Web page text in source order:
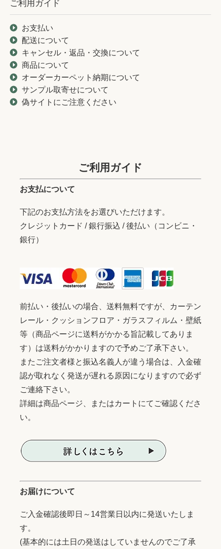
ご利用ガイド
お支払い
配送について
キャンセル・返品・交換について
商品について
オーダーカーペット納期について
サンプル取寄せについて
偽サイトにご注意ください
ご利用ガイド
お支払について
下記のお支払方法をお選びいただけます。
クレジットカード / 銀行振込 / 後払い（コンビニ・
銀行）
前払い・後払いの場合、送料無料ですが、カーテン
レール・クッションフロア・ガラスフィルム・壁紙
等（商品ページに送料がかかる旨記載してありま
す）は送料がかかりますので予めご了承下さい。
またご注文者様と振込名義人が違う場合は、入金確
認が取れなく発送が遅れる原因になりますので必ず
ご連絡下さい。
詳細は商品ページ、またはカートにてご確認くださ
い。
お届けについて
ご入金確認後即日～14営業日以内に発送いたしま
す。
(基本的には土日の発送はしていませんのでご了承